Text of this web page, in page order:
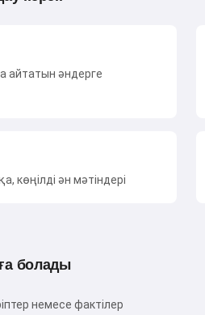
айтатын әндерге
көңілді ән мәтіндері
болады
немесе фактілер